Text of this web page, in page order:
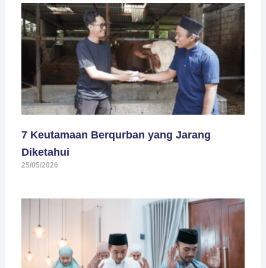
7 Keutamaan Berqurban yang Jarang
Diketahui
25/05/2026